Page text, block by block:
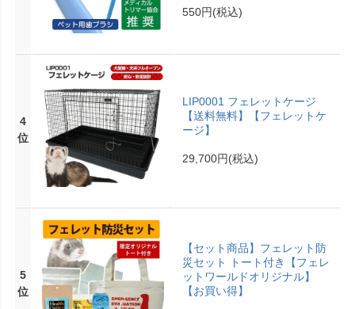
550円(税込)
4
位
LIP0001 フェレットケージ
【送料無料】【フェレットケ
ージ】
29,700円(税込)
5
位
【セット商品】フェレット防
災セット トート付き【フェレ
ットワールドオリジナル】
【お買い得】